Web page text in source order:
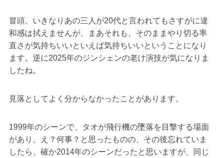
冒頭、いきなりあの三人が20代と言われてもさすがに違
和感は拭えませんが、まあそれも、そのままやり切る率
直さが気持ちいいといえば気持ちいいということになり
ます。逆に2025年のジンシェンの老け演技が気になりま
したね。
見落としてよく分からなかったことがあります。
1999年のシーンで、タオが飛行機の墜落を目撃する場面
があり、え？何事？と思ったものの、その後忘れていま
したら、確か2014年のシーンだったと思いますが、同じ